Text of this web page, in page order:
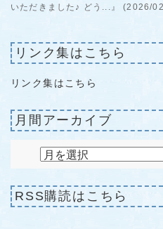
いただきました♪ どう...』 (2026/
リンク集はこちら
リンク集はこちら
月間アーカイブ
RSS購読はこちら